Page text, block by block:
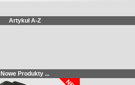
Artykuł A-Z
Nowe Produkty ...